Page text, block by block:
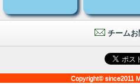
チームお
Copyright© since2011